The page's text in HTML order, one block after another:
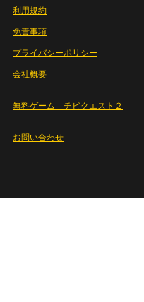
利用規約
免責事項
プライバシーポリシー
会社概要
無料ゲーム チビクエスト２
お問い合わせ